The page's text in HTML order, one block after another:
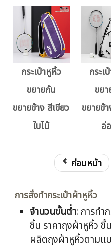
กระเป๋าหูหิ้ว
ขยายก้น
ขยายข้าง สีเขียว
ใบไม้
กระเ
ขย
ขยายข้
อ่
ก่อนหน้า
การสั่งทำกระเป๋าผ้าหูหิ้ว
จำนวนขั้นต่ำ: การทำ
ชิ้น ราคาถุงผ้าหูหิ้ว
ผลิตถุงผ้าหูหิ้วตามแ